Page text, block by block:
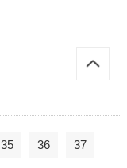
35 36
37